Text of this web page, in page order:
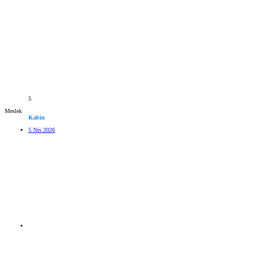
5
Meslek
Kabin
5 Nis 2026